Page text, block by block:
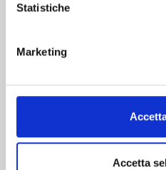
Statistiche
Marketing
Accetta
€ 5,90